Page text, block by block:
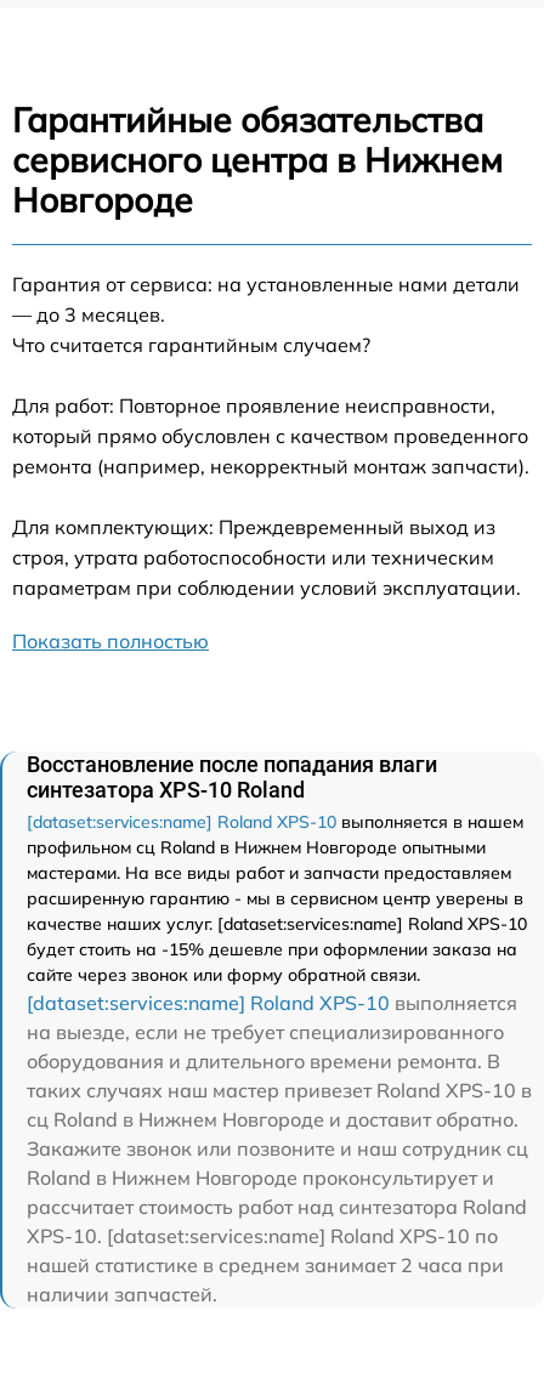
Гарантийные обязательства
сервисного центра в Нижнем
Новгороде
Гарантия от сервиса: на установленные нами детали
— до 3 месяцев.
Что считается гарантийным случаем?
Для работ: Повторное проявление неисправности,
который прямо обусловлен с качеством проведенного
ремонта (например, некорректный монтаж запчасти).
Для комплектующих: Преждевременный выход из
строя, утрата работоспособности или техническим
параметрам при соблюдении условий эксплуатации.
Показать полностью
Восстановление после попадания влаги
синтезатора XPS-10 Roland
[dataset:services:name] Roland XPS-10 выполняется в нашем
профильном сц Roland в Нижнем Новгороде опытными
мастерами. На все виды работ и запчасти предоставляем
расширенную гарантию - мы в сервисном центр уверены в
качестве наших услуг. [dataset:services:name] Roland XPS-10
будет стоить на -15% дешевле при оформлении заказа на
сайте через звонок или форму обратной связи.
[dataset:services:name] Roland XPS-10 выполняется
на выезде, если не требует специализированного
оборудования и длительного времени ремонта. В
таких случаях наш мастер привезет Roland XPS-10 в
сц Roland в Нижнем Новгороде и доставит обратно.
Закажите звонок или позвоните и наш сотрудник сц
Roland в Нижнем Новгороде проконсультирует и
рассчитает стоимость работ над синтезатора Roland
XPS-10. [dataset:services:name] Roland XPS-10 по
нашей статистике в среднем занимает 2 часа при
наличии запчастей.